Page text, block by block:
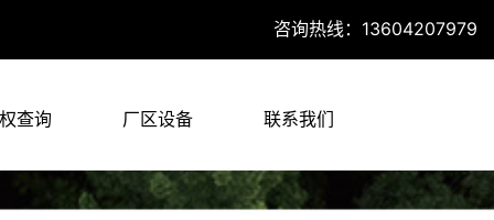
咨询热线：13604207979
查询 厂区设备 联系我们